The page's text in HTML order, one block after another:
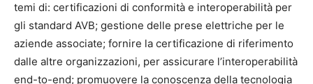
temi di: certificazioni di conformità e interoperabilità per
gli standard AVB; gestione delle prese elettriche per le
aziende associate; fornire la certificazione di riferimento
dalle altre organizzazioni, per assicurare l’interoperabilità
end-to-end; promuovere la conoscenza della tecnologia